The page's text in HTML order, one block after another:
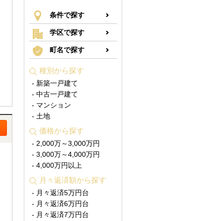
条件で探す
学区で探す
町名で探す
種別から探す
- 新築一戸建て
- 中古一戸建て
- マンション
- 土地
価格から探す
- 2,000万～3,000万円
- 3,000万～4,000万円
- 4,000万円以上
月々返済額から探す
- 月々返済5万円台
- 月々返済6万円台
- 月々返済7万円台